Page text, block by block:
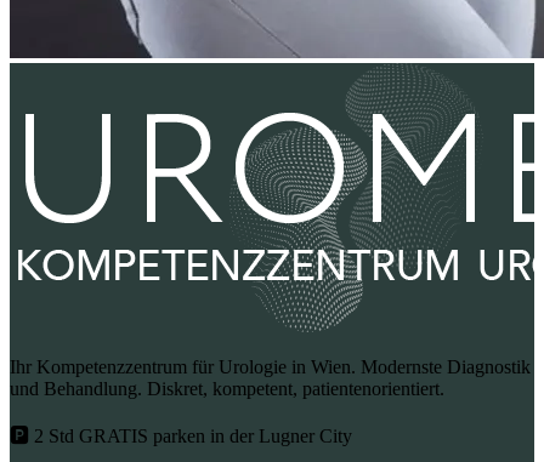
Ihr Kompetenzzentrum für Urologie in Wien. Modernste Diagnostik
und Behandlung. Diskret, kompetent, patientenorientiert.
🅿 2 Std GRATIS parken in der Lugner City